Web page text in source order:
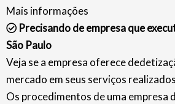
Mais informações
Precisando de empresa que
São Paulo
Veja se a empresa oferece
mercado em seus serviços
Os procedimentos de uma empresa